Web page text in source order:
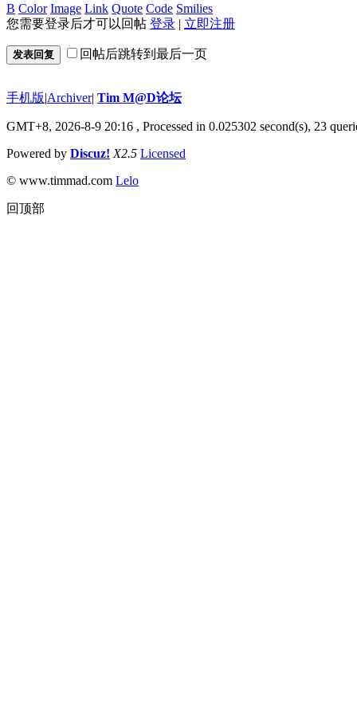
B Color Image Link Quote Code Smilies
您需要登录后才可以回帖 登录 | 立即注册
发表回复 回帖后跳转到最后一页
手机版|Archiver| Tim M@D论坛
GMT+8, 2026-8-9 20:16 , Processed in 0.025302 second(s), 23
Powered by Discuz! X2.5 Licensed
© www.timmad.com Lelo
回顶部